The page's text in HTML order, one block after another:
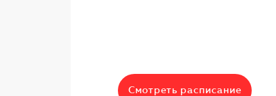
Смотреть расписание